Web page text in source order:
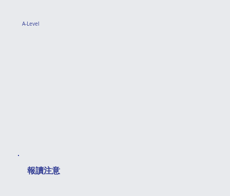
A-Level
​報讀注意